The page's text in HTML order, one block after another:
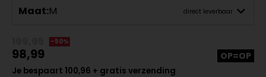
Maat:M direct leverbaar
-50%
98,99
Je bespaart 100,96 + gratis verzending
OP=OP